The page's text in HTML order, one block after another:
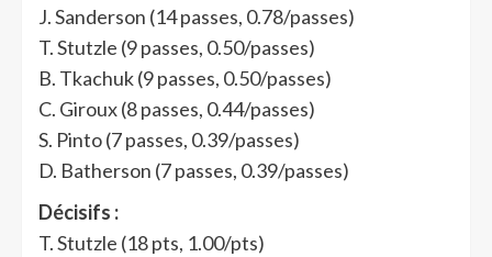
J. Sanderson (14 passes, 0.78/passes)
T. Stutzle (9 passes, 0.50/passes)
B. Tkachuk (9 passes, 0.50/passes)
C. Giroux (8 passes, 0.44/passes)
S. Pinto (7 passes, 0.39/passes)
D. Batherson (7 passes, 0.39/passes)
Décisifs :
T. Stutzle (18 pts, 1.00/pts)